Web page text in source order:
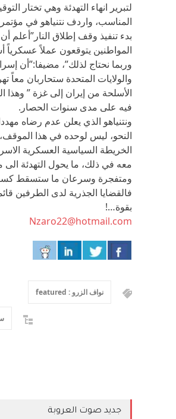
لتبرير انهاء التهدئة وهي تختار
المناسب، واردف نتنياهو في
بدء تنفيذ وقف إطلاق النار”أعلم
المواطنين يتوقعون عملاً
وربما نحتاج لذلك”، مضيفا:”أن
والولايات المتحدة ستحاربان معاً
الأسلحة من إيران إلى غزة ” وهذا
فيه على مدى سنوات الحصار.
ونتنياهو الذي يعلن عدم رضاه
النحو، ليس لوحده في هذا
الخريطة السياسية العسكرية
معه في ذلك، ما يحول التهدئة الى
ومتفجرة وسرعان ما ستسقط
فالقضايا الجذرية لدى الطرفين
بقوة…!
Nzaro22@hotmail.com
نواف الزرو : featured
جديد صوت العروبة